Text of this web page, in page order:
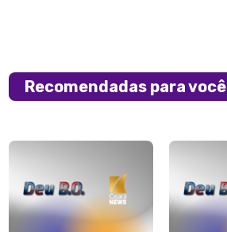
Recomendadas para você